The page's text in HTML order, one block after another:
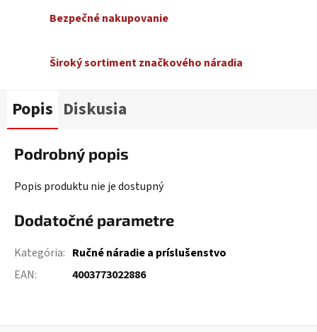
Bezpečné nakupovanie
Široký sortiment značkového náradia
Popis Diskusia
Podrobný popis
Popis produktu nie je dostupný
Dodatočné parametre
Kategória: Ručné náradie a príslušenstvo
EAN: 4003773022886